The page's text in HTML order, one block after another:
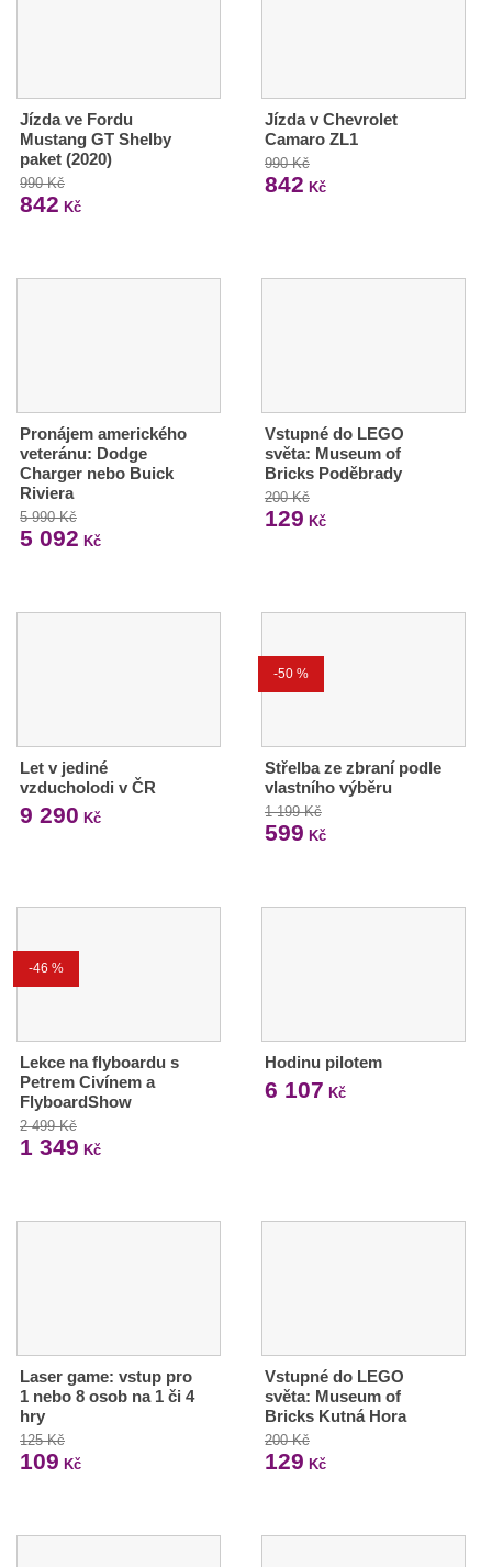
Jízda ve Fordu
Mustang GT Shelby
paket (2020)
990 Kč
842 Kč
Jízda v Chevrolet
Camaro ZL1
990 Kč
842 Kč
Pronájem amerického
veteránu: Dodge
Charger nebo Buick
Riviera
5 990 Kč
5 092 Kč
Vstupné do LEGO
světa: Museum of
Bricks Poděbrady
200 Kč
129 Kč
Let v jediné
vzducholodi v ČR
9 290 Kč
-50 %
Střelba ze zbraní podle
vlastního výběru
1 199 Kč
599 Kč
-46 %
Lekce na flyboardu s
Petrem Civínem a
FlyboardShow
2 499 Kč
1 349 Kč
Hodinu pilotem
6 107 Kč
Laser game: vstup pro
1 nebo 8 osob na 1 či 4
hry
125 Kč
109 Kč
Vstupné do LEGO
světa: Museum of
Bricks Kutná Hora
200 Kč
129 Kč